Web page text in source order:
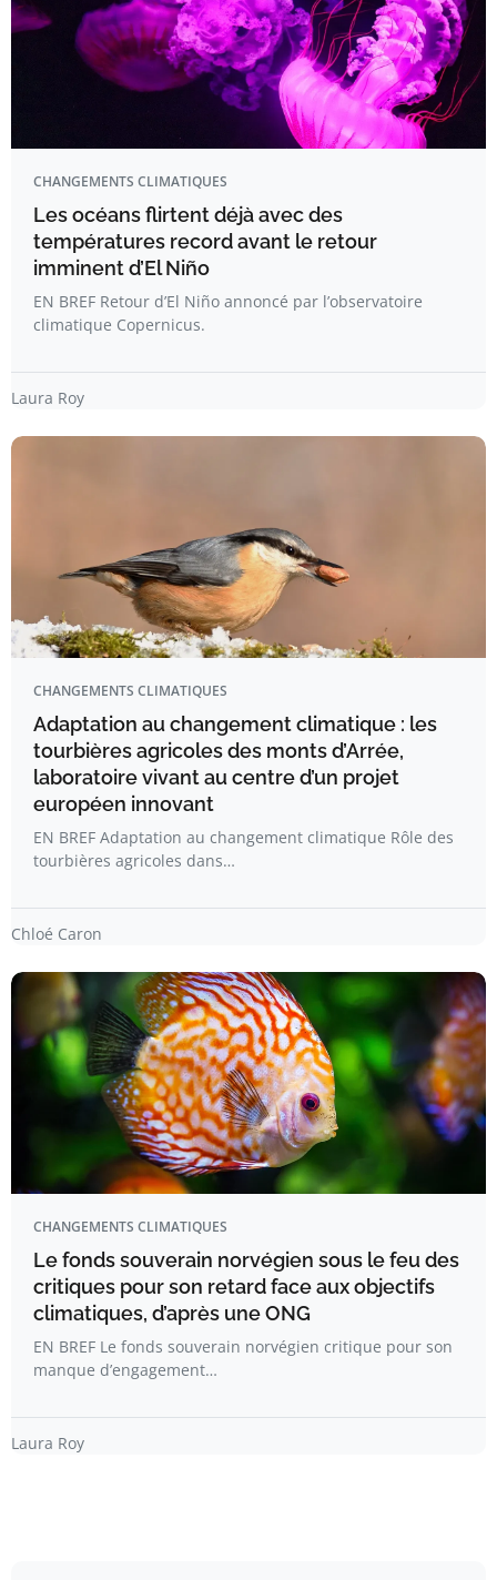
CHANGEMENTS CLIMATIQUES
Les océans flirtent déjà avec des
températures record avant le retour
imminent d’El Niño
EN BREF Retour d’El Niño annoncé par l’observatoire
climatique Copernicus.
Laura Roy
CHANGEMENTS CLIMATIQUES
Adaptation au changement climatique : les
tourbières agricoles des monts d’Arrée,
laboratoire vivant au centre d’un projet
européen innovant
EN BREF Adaptation au changement climatique Rôle des
tourbières agricoles dans…
Chloé Caron
CHANGEMENTS CLIMATIQUES
Le fonds souverain norvégien sous le feu des
critiques pour son retard face aux objectifs
climatiques, d’après une ONG
EN BREF Le fonds souverain norvégien critique pour son
manque d’engagement…
Laura Roy